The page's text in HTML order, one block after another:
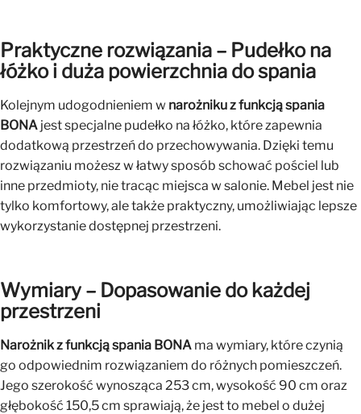
Praktyczne rozwiązania – Pudełko na
łóżko i duża powierzchnia do spania
Kolejnym udogodnieniem w narożniku z funkcją spania
BONA jest specjalne pudełko na łóżko, które zapewnia
dodatkową przestrzeń do przechowywania. Dzięki temu
rozwiązaniu możesz w łatwy sposób schować pościel lub
inne przedmioty, nie tracąc miejsca w salonie. Mebel jest nie
tylko komfortowy, ale także praktyczny, umożliwiając lepsze
wykorzystanie dostępnej przestrzeni.
Wymiary – Dopasowanie do każdej
przestrzeni
Narożnik z funkcją spania BONA ma wymiary, które czynią
go odpowiednim rozwiązaniem do różnych pomieszczeń.
Jego szerokość wynosząca 253 cm, wysokość 90 cm oraz
głębokość 150,5 cm sprawiają, że jest to mebel o dużej